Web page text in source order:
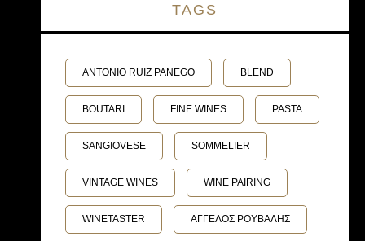
TAGS
ANTONIO RUIZ PANEGO BLEND
BOUTARI FINE WINES PASTA
SANGIOVESE SOMMELIER
VINTAGE WINES WINE PAIRING
WINETASTER ΑΓΓΕΛΟΣ ΡΟΥΒΑΛΗΣ